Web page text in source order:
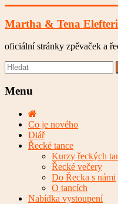
to
content
Martha & Tena
oficiální stránky zpěvaček a
Menu
Co je nového
Diář
Řecké tance
Kurzy řeckých
Řecké večery
Do Řecka s námi
O tancích
Nabídka vystoupení